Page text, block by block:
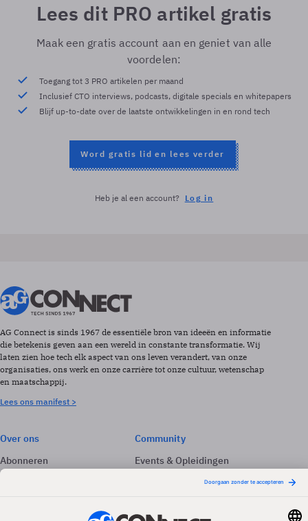
Lees dit PRO artikel gratis
Maak een gratis account aan en geniet van alle
voordelen:
Toegang tot 3 PRO artikelen per maand
Inclusief CTO interviews, podcasts, digitale specials en whitepapers
Blijf up-to-date over de laatste ontwikkelingen in en rond tech
Word gratis lid en lees verder
Heb je al een account? Log in
AG Connect is sinds 1967 de essentiële bron van ideeën en informatie
die betekenis geven aan een wereld in constante transformatie. Wij
laten zien hoe tech elk aspect van ons leven verandert, van onze
organisaties, ons werk en onze carrière tot onze cultuur, wetenschap
en maatschappij.
Lees ons manifest >
Over ons
Abonneren
Adverteren
Community
Events & Opleidingen